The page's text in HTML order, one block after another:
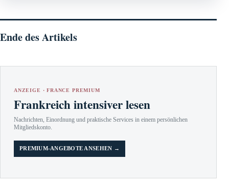
Ende des Artikels
ANZEIGE · FRANCE PREMIUM
Frankreich intensiver lesen
Nachrichten, Einordnung und praktische Services in einem persönlichen
Mitgliedskonto.
PREMIUM-ANGEBOTE ANSEHEN →